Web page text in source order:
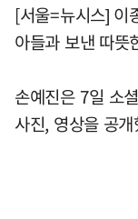
[서울=뉴시스] 이
아들과 보낸 따뜻
손예진은 7일 소
사진, 영상을 공개